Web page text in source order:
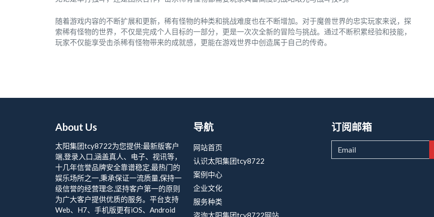
随着游戏内容的不断扩展和更新，稀有怪物的种类和挑战难度也在不断增加。对于魔兽世界的忠实玩家来说，探
索稀有怪物的世界，不仅是完成个人目标的一部分，更是一次次全新的冒险与挑战。通过不断积累经验和技能，
玩家不仅能享受击杀稀有怪物带来的成就感，更能在游戏世界中创造属于自己的传奇。
About Us
太阳集团tcy8722为您提供:最新版客户
端,登录入口,涵盖真人、电子、视讯等，
十几年信誉品牌安全靠谱稳定,最热门的
娱乐场所之一,秉承保证一流质量,保持一
级信誉的经营理念,坚持客户第一的原则
为广大客户提供优质的服务。平台支持
Web、H7、手机版更有iOS、Android
导航
网站首页
认识太阳集团tcy8722
案例中心
企业文化
服务种类
咨询太阳集团tcy8722网站
订阅邮箱